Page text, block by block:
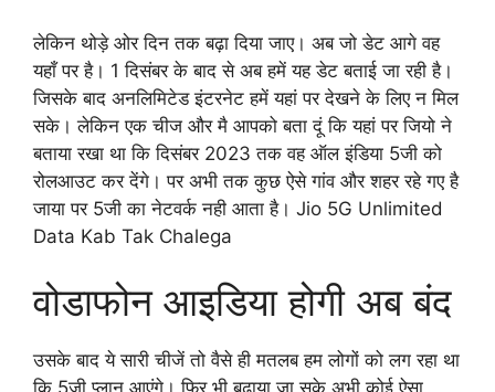
लेकिन थोड़े ओर दिन तक बढ़ा दिया जाए। अब जो डेट आगे वह
यहाँ पर है। 1 दिसंबर के बाद से अब हमें यह डेट बताई जा रही है।
जिसके बाद अनलिमिटेड इंटरनेट हमें यहां पर देखने के लिए न मिल
सके। लेकिन एक चीज और मै आपको बता दूं कि यहां पर जियो ने
बताया रखा था कि दिसंबर 2023 तक वह ऑल इंडिया 5जी को
रोलआउट कर देंगे। पर अभी तक कुछ ऐसे गांव और शहर रहे गए है
जाया पर 5जी का नेटवर्क नही आता है। Jio 5G Unlimited
Data Kab Tak Chalega
वोडाफोन आइडिया होगी अब बंद
उसके बाद ये सारी चीजें तो वैसे ही मतलब हम लोगों को लग रहा था